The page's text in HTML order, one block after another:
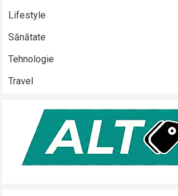
Lifestyle
Sănătate
Tehnologie
Travel